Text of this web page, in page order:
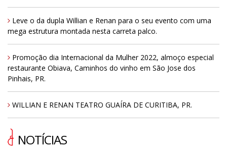
Leve o da dupla Willian e Renan para o seu evento com uma
mega estrutura montada nesta carreta palco.
Promoção dia Internacional da Mulher 2022, almoço especial
restaurante Obiava, Caminhos do vinho em São Jose dos
Pinhais, PR.
WILLIAN E RENAN TEATRO GUAÍRA DE CURITIBA, PR.
NOTÍCIAS